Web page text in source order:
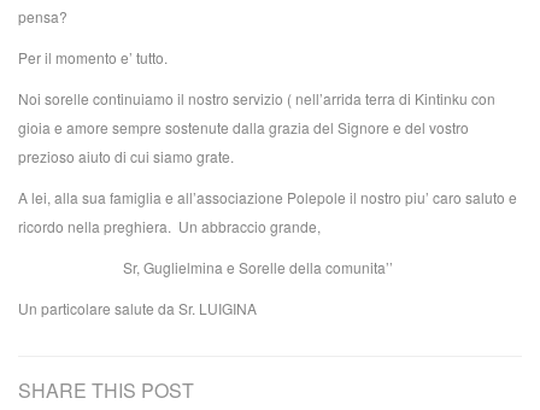
pensa?
Per il momento e’ tutto.
Noi sorelle continuiamo il nostro servizio ( nell’arrida terra di Kintinku con
gioia e amore sempre sostenute dalla grazia del Signore e del vostro
prezioso aiuto di cui siamo grate.
A lei, alla sua famiglia e all’associazione Polepole il nostro piu’ caro saluto e
ricordo nella preghiera. Un abbraccio grande,
Sr, Guglielmina e Sorelle della comunita’’
Un particolare salute da Sr. LUIGINA
SHARE THIS POST